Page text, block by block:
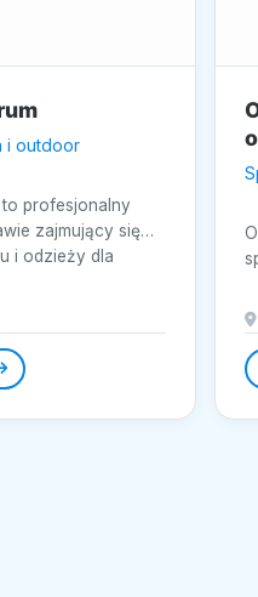
i outdoor
profesjonalny
zajmujący się
i odzieży dla